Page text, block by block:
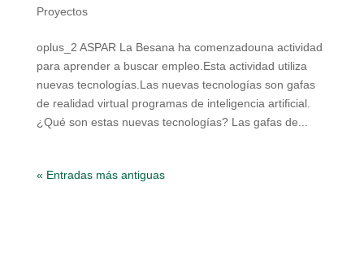
Proyectos
oplus_2 ASPAR La Besana ha comenzadouna actividad
para aprender a buscar empleo.Esta actividad utiliza
nuevas tecnologías.Las nuevas tecnologías son gafas
de realidad virtual programas de inteligencia artificial.
¿Qué son estas nuevas tecnologías? Las gafas de...
« Entradas más antiguas